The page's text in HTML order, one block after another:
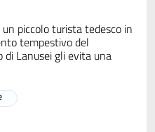
piccolo turista tedesco in
tempestivo del
di Lanusei gli evita una